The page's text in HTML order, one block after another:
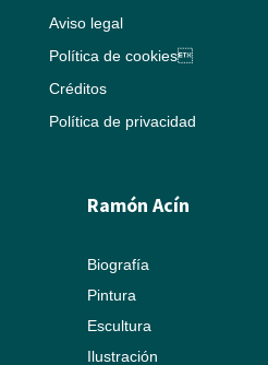
Aviso legal
Política de cookies
Créditos
Política de privacidad
Ramón Acín
Biografía
Pintura
Escultura
Ilustración